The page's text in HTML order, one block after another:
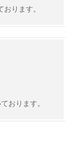
ります。
おります。